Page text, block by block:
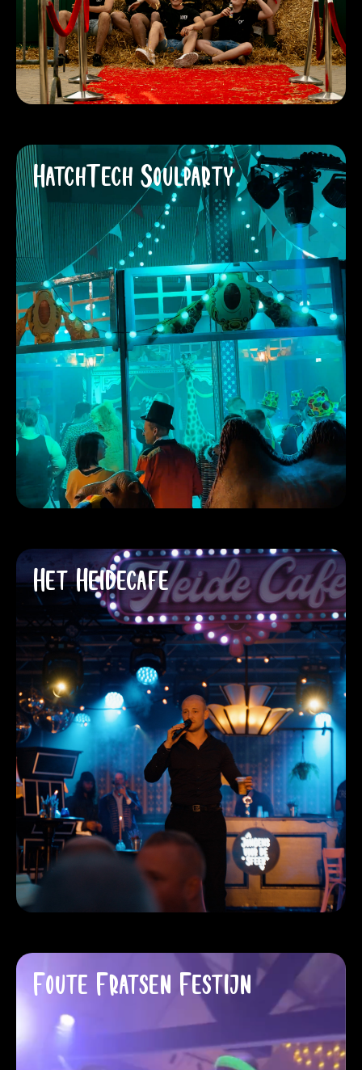
HatchTech Soulparty
Het Heidecafé
Foute Fratsen Festijn